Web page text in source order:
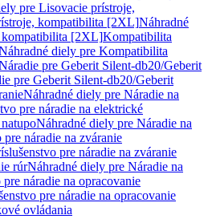
pre Lisovacie prístroje,
kompatibilita [2XL]Náhradné
kompatibilita [2XL]Kompatibilita
diely pre Kompatibilita
pre Geberit Silent-db20/Geberit
pre Geberit Silent-db20/Geberit
Náhradné diely pre Náradie na
pre náradie na elektrické
Náhradné diely pre Náradie na
pre náradie na zváranie
pre náradie na zváranie
rúrNáhradné diely pre Náradie na
pre náradie na opracovanie
pre náradie na opracovanie
ovládania